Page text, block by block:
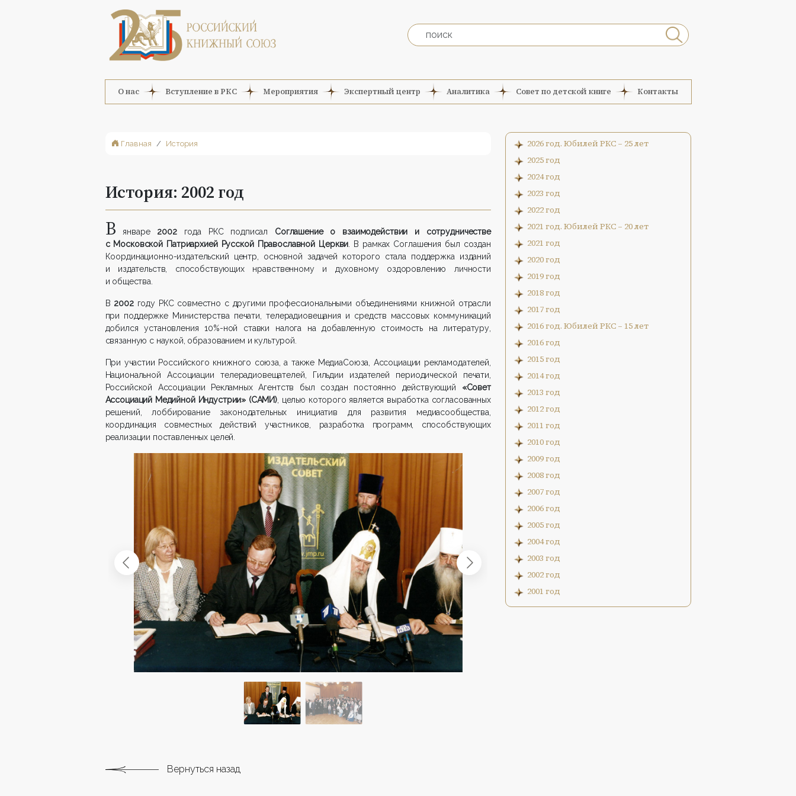
О нас Вступление в РКС Мероприятия Экспертный центр Аналитика Совет по детской книге Контакты
Главная История
История: 2002 год
В январе 2002 года РКС подписал Соглашение о взаимодействии и сотрудничестве
с Московской Патриархией Русской Православной Церкви . В рамках Соглашения был создан
Координационно-издательский центр, основной задачей которого стала поддержка изданий
и издательств, способствующих нравственному и духовному оздоровлению личности
и общества.
В 2002 году РКС совместно с другими профессиональными объединениями книжной отрасли
при поддержке Министерства печати, телерадиовещания и средств массовых коммуникаций
добился установления 10%-ной ставки налога на добавленную стоимость на литературу,
связанную с наукой, образованием и культурой.
При участии Российского книжного союза, а также МедиаСоюза, Ассоциации рекламодателей,
Национальной Ассоциации телерадиовещателей, Гильдии издателей периодической печати,
Российской Ассоциации Рекламных Агентств был создан постоянно действующий «Совет
Ассоциаций Медийной Индустрии» (САМИ) , целью которого является выработка согласованных
решений, лоббирование законодательных инициатив для развития медиасообщества,
координация совместных действий участников, разработка программ, способствующих
реализации поставленных целей.
Вернуться назад
2026 год. Юбилей РКС – 25 лет
2025 год
2024 год
2023 год
2022 год
2021 год. Юбилей РКС – 20 лет
2021 год
2020 год
2019 год
2018 год
2017 год
2016 год. Юбилей РКС – 15 лет
2016 год
2015 год
2014 год
2013 год
2012 год
2011 год
2010 год
2009 год
2008 год
2007 год
2006 год
2005 год
2004 год
2003 год
2002 год
2001 год